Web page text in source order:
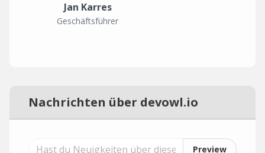
Jan Karres
Geschäftsführer
Nachrichten über devowl.io
Preview